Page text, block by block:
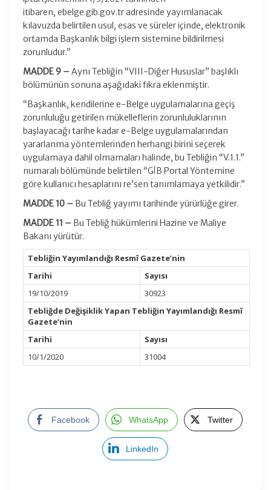
itibaren, ebelge.gib.gov.tr adresinde yayımlanacak
kılavuzda belirtilen usul, esas ve süreler içinde, elektronik
ortamda Başkanlık bilgi işlem sistemine bildirilmesi
zorunludur.”
MADDE 9 – Aynı Tebliğin “VIII-Diğer Hususlar” başlıklı
bölümünün sonuna aşağıdaki fıkra eklenmiştir.
“Başkanlık, kendilerine e-Belge uygulamalarına geçiş
zorunluluğu getirilen mükelleflerin zorunluluklarının
başlayacağı tarihe kadar e-Belge uygulamalarından
yararlanma yöntemlerinden herhangi birini seçerek
uygulamaya dahil olmamaları halinde, bu Tebliğin “V.1.1.”
numaralı bölümünde belirtilen “GİB Portal Yöntemine
göre kullanıcı hesaplarını re’sen tanımlamaya yetkilidir.”
MADDE 10 – Bu Tebliğ yayımı tarihinde yürürlüğe girer.
MADDE 11 – Bu Tebliğ hükümlerini Hazine ve Maliye
Bakanı yürütür.
Tebliğin Yayımlandığı Resmî Gazete’nin
Tarihi
Sayısı
19/10/2019
30923
Tebliğde Değişiklik Yapan Tebliğin Yayımlandığı Resmî
Gazete’nin
Tarihi
Sayısı
10/1/2020
31004
Facebook WhatsApp Twitter
LinkedIn